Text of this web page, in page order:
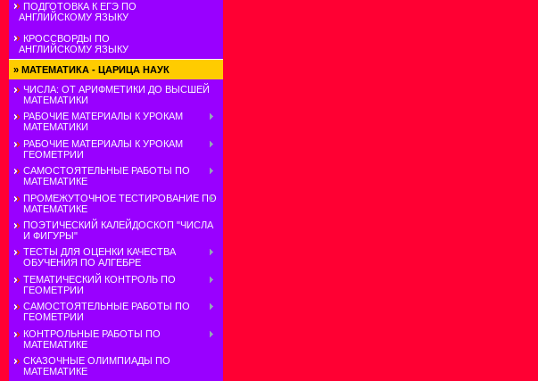
ПОДГОТОВКА К ЕГЭ ПО
АНГЛИЙСКОМУ ЯЗЫКУ
КРОССВОРДЫ ПО
АНГЛИЙСКОМУ ЯЗЫКУ
» МАТЕМАТИКА - ЦАРИЦА НАУК
ЧИСЛА: ОТ АРИФМЕТИКИ ДО ВЫСШЕЙ
МАТЕМАТИКИ
РАБОЧИЕ МАТЕРИАЛЫ К УРОКАМ
МАТЕМАТИКИ
РАБОЧИЕ МАТЕРИАЛЫ К УРОКАМ
ГЕОМЕТРИИ
САМОСТОЯТЕЛЬНЫЕ РАБОТЫ ПО
МАТЕМАТИКЕ
ПРОМЕЖУТОЧНОЕ ТЕСТИРОВАНИЕ ПО
МАТЕМАТИКЕ
ПОЭТИЧЕСКИЙ КАЛЕЙДОСКОП "ЧИСЛА
И ФИГУРЫ"
ТЕСТЫ ДЛЯ ОЦЕНКИ КАЧЕСТВА
ОБУЧЕНИЯ ПО АЛГЕБРЕ
ТЕМАТИЧЕСКИЙ КОНТРОЛЬ ПО
ГЕОМЕТРИИ
САМОСТОЯТЕЛЬНЫЕ РАБОТЫ ПО
ГЕОМЕТРИИ
КОНТРОЛЬНЫЕ РАБОТЫ ПО
МАТЕМАТИКЕ
СКАЗОЧНЫЕ ОЛИМПИАДЫ ПО
МАТЕМАТИКЕ